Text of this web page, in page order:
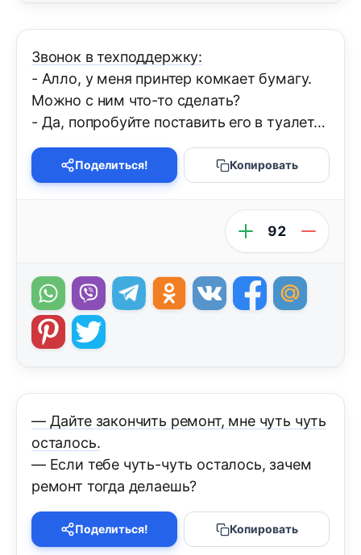
Звонок в техподдержку:
- Алло, у меня принтер комкает бумагу.
Можно с ним что-то сделать?
- Да, попробуйте поставить его в туалет…
Поделиться! Копировать
92
— Дайте закончить ремонт, мне чуть чуть
осталось.
— Если тебе чуть-чуть осталось, зачем
ремонт тогда делаешь?
Поделиться! Копировать